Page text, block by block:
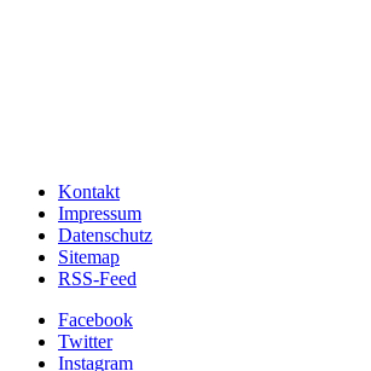
Kontakt
Impressum
Datenschutz
Sitemap
RSS-Feed
Facebook
Twitter
Instagram